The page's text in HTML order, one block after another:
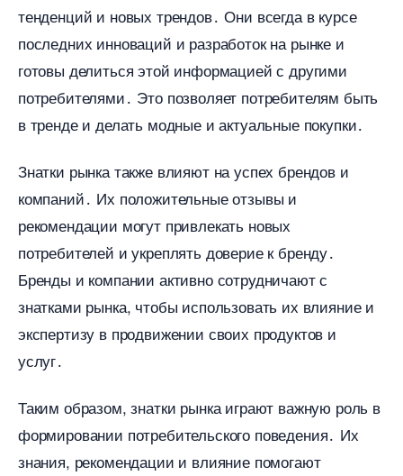
тенденций и новых трендов․ Они всегда в курсе
последних инноваций и разработок на рынке и
отовы делиться этой информацией с другими
потребителями․ Это позволяет потребителям быть
тренде и делать модные и актуальные покупки․
Знатки рынка также влияют на успех брендов и
компаний․ Их положительные отзывы и
рекомендации могут привлекать новых
потребителей и укреплять доверие к бренду․
Бренды и компании активно сотрудничают с
знатками рынка, чтобы использовать их влияние и
экспертизу в продвижении своих продуктов и
услуг․
Таким образом, знатки рынка играют важную роль
формировании потребительского поведения․ Их
знания, рекомендации и влияние помогают